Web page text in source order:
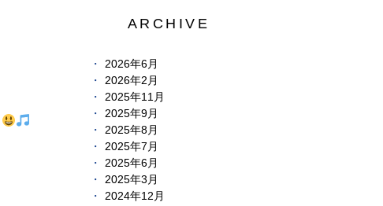
ARCHIVE
2026年6月
2026年2月
2025年11月
2025年9月
2025年8月
2025年7月
2025年6月
2025年3月
2024年12月